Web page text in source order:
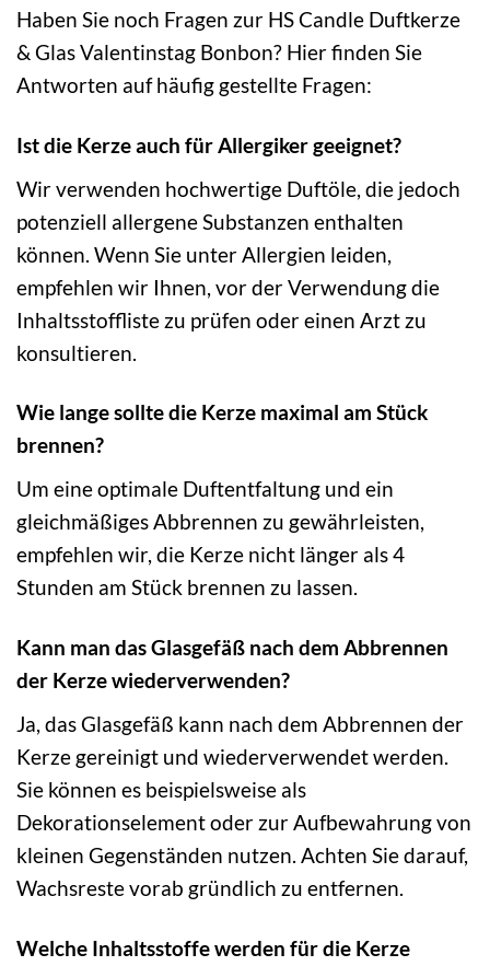
Haben Sie noch Fragen zur HS Candle Duftkerze
& Glas Valentinstag Bonbon? Hier finden Sie
Antworten auf häufig gestellte Fragen:
Ist die Kerze auch für Allergiker geeignet?
Wir verwenden hochwertige Duftöle, die jedoch
potenziell allergene Substanzen enthalten
können. Wenn Sie unter Allergien leiden,
empfehlen wir Ihnen, vor der Verwendung die
Inhaltsstoffliste zu prüfen oder einen Arzt zu
konsultieren.
Wie lange sollte die Kerze maximal am Stück
brennen?
Um eine optimale Duftentfaltung und ein
gleichmäßiges Abbrennen zu gewährleisten,
empfehlen wir, die Kerze nicht länger als 4
Stunden am Stück brennen zu lassen.
Kann man das Glasgefäß nach dem Abbrennen
der Kerze wiederverwenden?
Ja, das Glasgefäß kann nach dem Abbrennen der
Kerze gereinigt und wiederverwendet werden.
Sie können es beispielsweise als
Dekorationselement oder zur Aufbewahrung von
kleinen Gegenständen nutzen. Achten Sie darauf,
Wachsreste vorab gründlich zu entfernen.
Welche Inhaltsstoffe werden für die Kerze